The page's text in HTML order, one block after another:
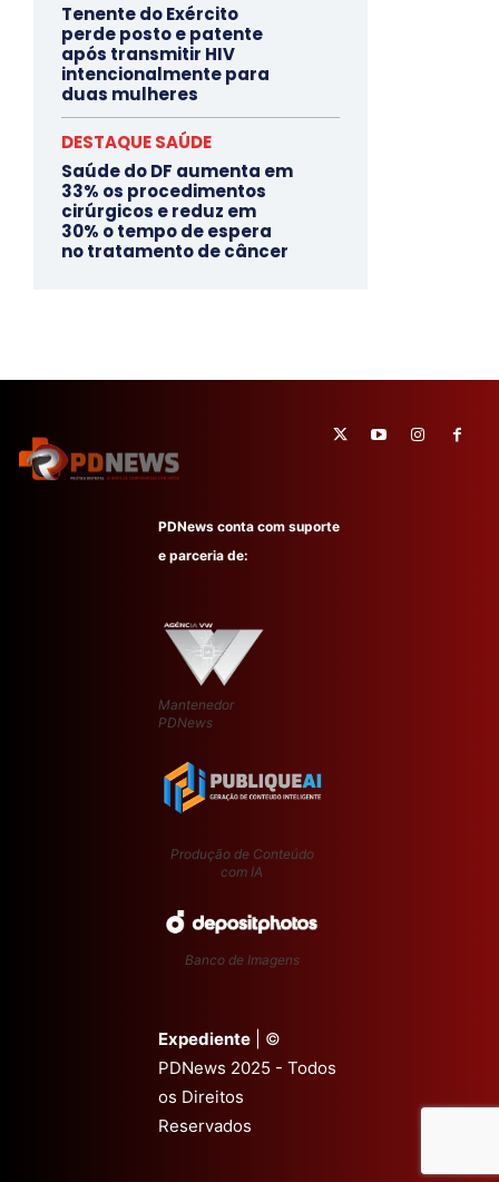
Tenente do Exército
perde posto e patente
após transmitir HIV
intencionalmente para
duas mulheres
DESTAQUE SAÚDE
Saúde do DF aumenta em
33% os procedimentos
cirúrgicos e reduz em
30% o tempo de espera
no tratamento de câncer
PDNews conta com suporte
e parceria de:
Mantenedor
PDNews
Produção de Conteúdo
com IA
Banco de Imagens
Expediente | ©
PDNews 2025 - Todos
os Direitos
Reservados